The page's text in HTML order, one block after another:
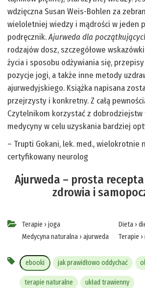
wdzięczna Susan Weis-Bohlen za
wieloletniej wiedzy i mądrości w jeden
podręcznik.Ajurweda dla
rodzajów dosz, szczegółowe
życia i sposobu odżywiania się,
pozycje jogi, a także inne metody
ajurwedyjskiego. Książka napisana
przejrzysty i konkretny. Z całą
Czytelnikom korzystać z
medycyny w celu uzyskania bardziej
– Trupti Gokani, lek. med., wielokrotnie
certyfikowany neurolog
Ajurweda – prosta
zdrowia i
Terapie › joga
Medycyna naturalna › ajurweda
Dieta ›
Terapie ›
ebooki jak prawidłowo oddychać
terapie naturalne układ trawienny